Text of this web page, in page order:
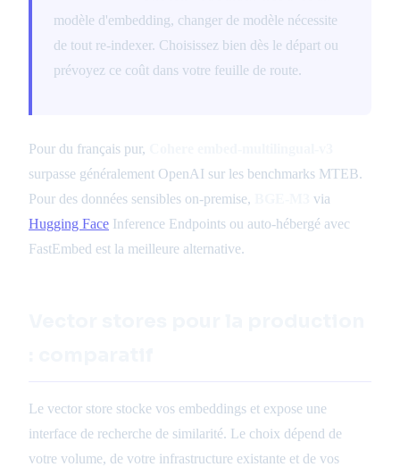
modèle d'embedding, changer de modèle nécessite
de tout re-indexer. Choisissez bien dès le départ ou
prévoyez ce coût dans votre feuille de route.
Pour du français pur,
surpasse généralement OpenAI sur les benchmarks MTEB.
Pour des données sensibles on-premise,
via
Hugging Face Inference Endpoints ou auto-hébergé avec
FastEmbed est la meilleure alternative.
Le vector store stocke vos embeddings et expose une
interface de recherche de similarité. Le choix dépend de
votre volume, de votre infrastructure existante et de vos